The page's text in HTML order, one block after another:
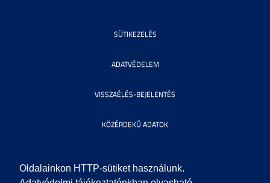
Oldalainkon HTTP-sütiket használunk.
SÜTIKEZELÉS
ADATVÉDELEM
VISSZAÉLÉS-BEJELENTÉS
KÖZÉRDEKŰ ADATOK